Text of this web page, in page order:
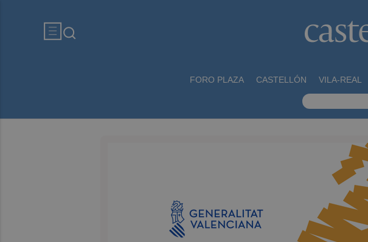
FORO PLAZA CASTELLÓN VILA-REAL